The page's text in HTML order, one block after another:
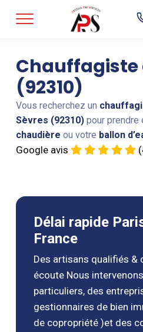
Chauffagiste
(92310)
Vous recherchez un
Sèvres (92310) pour prendre
chaudière ou votre ballon
équipe intervient rapidement
particulier, une copropriété
mettons à votre disposition
garantir votre confort en toute
Google avis
Délai rapide
France
Des artisans qualifiés &
écoute Nous
particuliers, des
gestionnaires de bien
de copropriété )et des